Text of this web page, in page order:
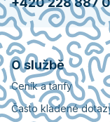
O službě
Ceník a tarify
Často kladené